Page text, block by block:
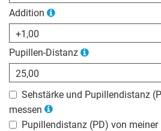
Addition
Pupillen-Distanz
Sehstärke und Pupillendistanz
messen
Pupillendistanz (PD) von meiner